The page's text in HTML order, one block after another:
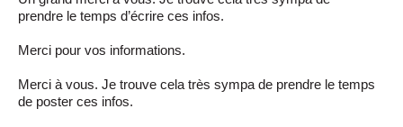
prendre le temps d’écrire ces infos.
Merci pour vos informations.
Merci à vous. Je trouve cela très sympa de prendre le temps
de poster ces infos.